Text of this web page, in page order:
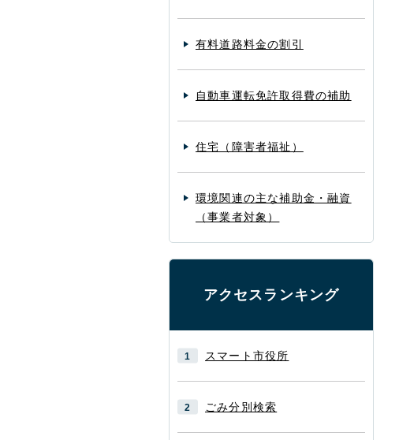
有料道路料金の割引
自動車運転免許取得費の補助
住宅（障害者福祉）
環境関連の主な補助金・融資
（事業者対象）
アクセスランキング
スマート市役所
ごみ分別検索